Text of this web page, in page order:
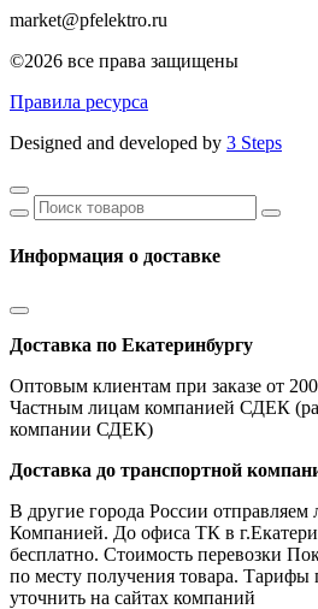
market@pfelektro.ru
©2026 все права защищены
Правила ресурса
Designed and developed by 3 Steps
Информация о доставке
Доставка по Екатеринбургу
Оптовым клиентам при заказе от
Частным лицам компанией СДЕК
компании СДЕК)
Доставка до транспортной
В другие города России
Компанией. До офиса ТК в
бесплатно. Стоимость перевозки
по месту получения товара. Тарифы
уточнить на сайтах компаний